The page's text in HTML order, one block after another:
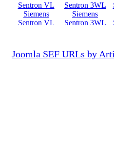
Siemens
Sentron VL
Siemens
Sentron 3WL
Joomla SEF URLs by